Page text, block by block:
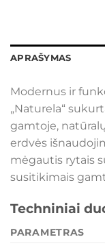
APRAŠYMAS
Modernus ir
„Naturela“
gamtoje,
erdvės
mėgautis rytais
susitikimais
Techniniai
PARAMETRAS